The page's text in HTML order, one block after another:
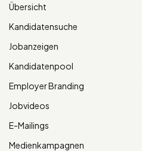
Übersicht
Kandidatensuche
Jobanzeigen
Kandidatenpool
Employer Branding
Jobvideos
E-Mailings
Medienkampagnen